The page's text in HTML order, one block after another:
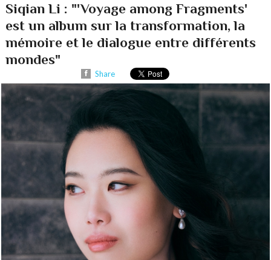
Siqian Li : "'Voyage among Fragments'
est un album sur la transformation, la
mémoire et le dialogue entre différents
mondes"
Share